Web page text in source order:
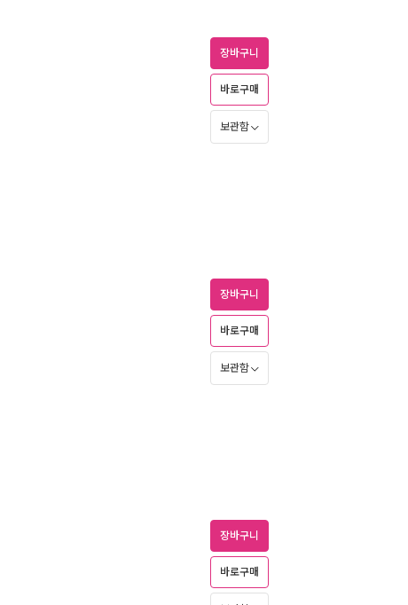
장바구니
바로구매
보관함
장바구니
바로구매
보관함
장바구니
바로구매